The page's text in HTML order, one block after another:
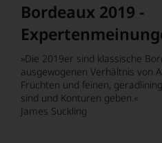
Bordeaux 2019 -
»Die 2019er sind klassische
ausgewogenen Verhältnis von
Früchten und feinen,
sind und Konturen geben.«
James Suckling